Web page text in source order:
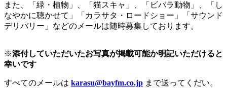
また、「緑・植物」、「猫スキャ」、「ビバラ動物」、「し
なやかに聴かせて」「カラサタ・ロードショー」「サウンド
デリバリー」などのメールは随時募集しております。
※添付していただいたお写真が掲載可能か明記いただけると
幸いです
すべてのメールは karasu@bayfm.co.jp まで送ってくだい。